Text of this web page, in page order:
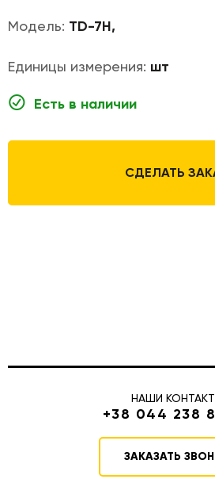
Модель: TD-7H,
Единицы измерения: шт
Есть в наличии
СДЕЛАТЬ
НАШИ
+38 044 238
ЗАКАЗАТЬ